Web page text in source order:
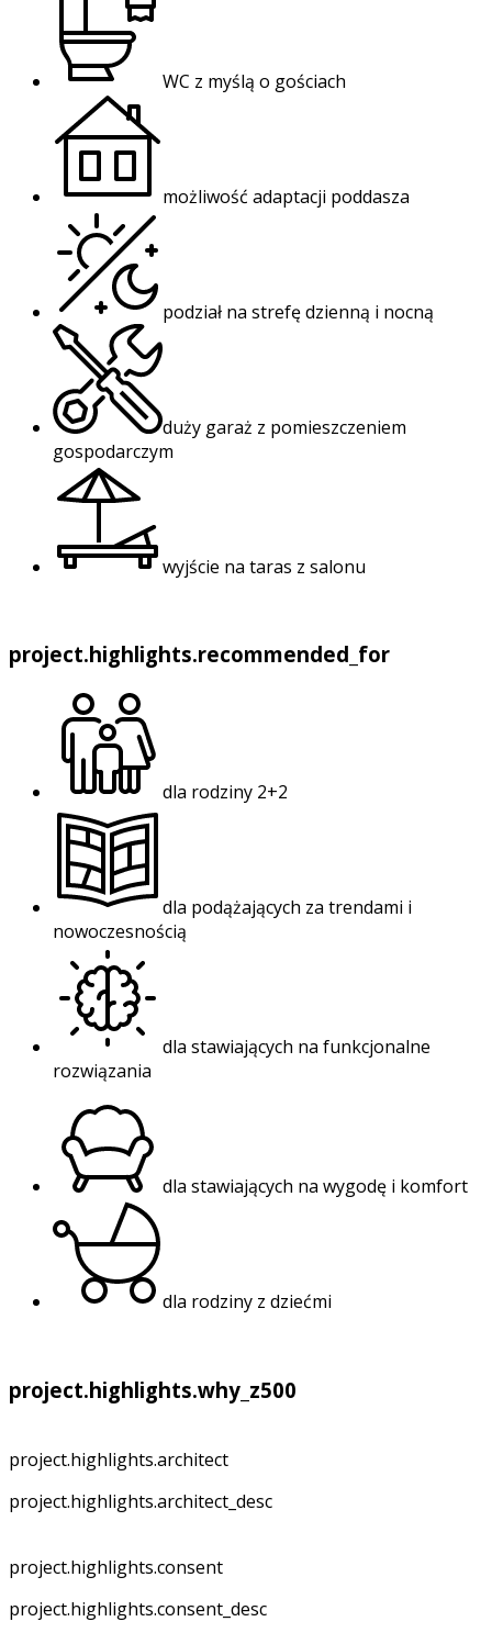
WC z myślą o gościach
możliwość adaptacji poddasza
podział na strefę dzienną i nocną
duży garaż z pomieszczeniem
gospodarczym
wyjście na taras z salonu
project.highlights.recommended_for
dla rodziny 2+2
dla podążających za trendami i
nowoczesnością
dla stawiających na funkcjonalne
rozwiązania
dla stawiających na wygodę i komfort
dla rodziny z dziećmi
project.highlights.why_z500
project.highlights.architect
project.highlights.architect_desc
project.highlights.consent
project.highlights.consent_desc